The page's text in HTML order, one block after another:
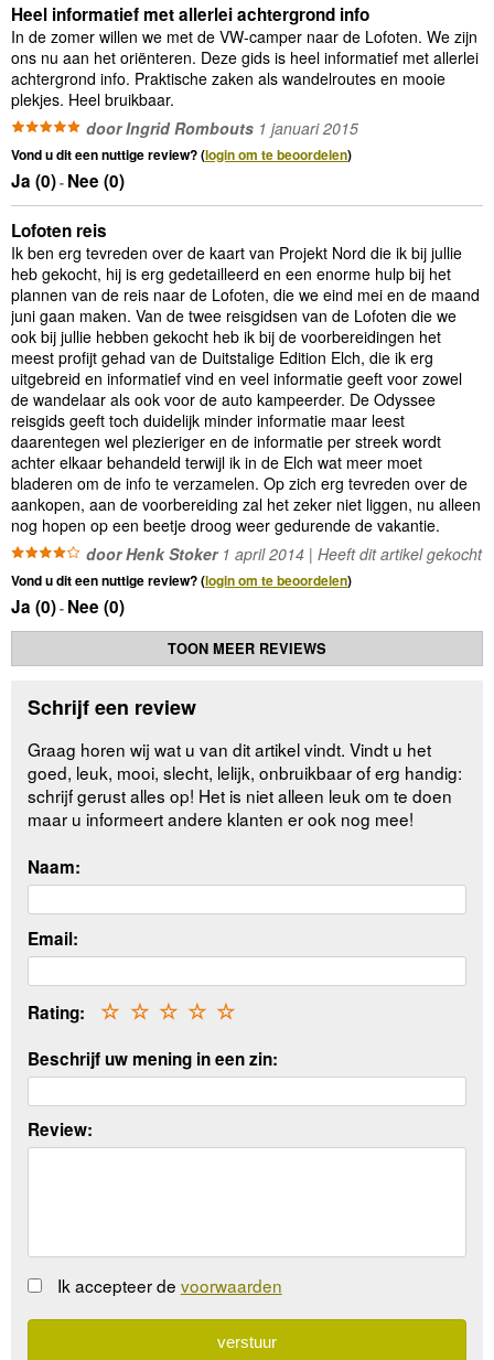
Heel informatief met allerlei achtergrond info
In de zomer willen we met de VW-camper naar de Lofoten. We zijn
ons nu aan het oriënteren. Deze gids is heel informatief met allerlei
achtergrond info. Praktische zaken als wandelroutes en mooie
plekjes. Heel bruikbaar.
door Ingrid Rombouts 1 januari 2015
Vond u dit een nuttige review? (login om te beoordelen)
Ja (0)- Nee (0)
Lofoten reis
Ik ben erg tevreden over de kaart van Projekt Nord die ik bij jullie
heb gekocht, hij is erg gedetailleerd en een enorme hulp bij het
plannen van de reis naar de Lofoten, die we eind mei en de maand
juni gaan maken. Van de twee reisgidsen van de Lofoten die we
ook bij jullie hebben gekocht heb ik bij de voorbereidingen het
meest profijt gehad van de Duitstalige Edition Elch, die ik erg
uitgebreid en informatief vind en veel informatie geeft voor zowel
de wandelaar als ook voor de auto kampeerder. De Odyssee
reisgids geeft toch duidelijk minder informatie maar leest
daarentegen wel plezieriger en de informatie per streek wordt
achter elkaar behandeld terwijl ik in de Elch wat meer moet
bladeren om de info te verzamelen. Op zich erg tevreden over de
aankopen, aan de voorbereiding zal het zeker niet liggen, nu alleen
nog hopen op een beetje droog weer gedurende de vakantie.
door Henk Stoker1 april 2014 | Heeft dit artikel gekocht
Vond u dit een nuttige review? (login om te beoordelen)
Ja (0)- Nee (0)
TOON MEER REVIEWS
Schrijf een review
Graag horen wij wat u van dit artikel vindt. Vindt u het
goed, leuk, mooi, slecht, lelijk, onbruikbaar of erg handig:
schrijf gerust alles op! Het is niet alleen leuk om te doen
maar u informeert andere klanten er ook nog mee!
Naam:
Email:
Rating: ☆
☆
☆
☆
☆
Beschrijf uw mening in een zin:
Review:
Ik accepteer de voorwaarden